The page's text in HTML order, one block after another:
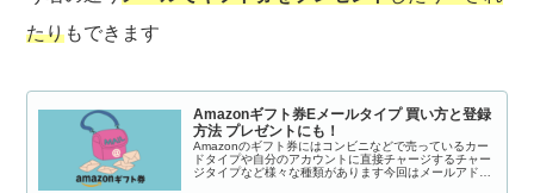
たりもできます
Amazonギフト券Eメールタイプ 買い方と登録
方法 プレゼントにも！
Amazonのギフト券にはコンビニなどで売っているカー
ドタイプや自分のアカウントに直接チャージするチャー
ジタイプなど様々な種類があります今回はメールアドレ